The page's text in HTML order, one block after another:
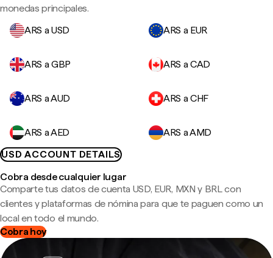
monedas principales.
ARS a USD
ARS a EUR
ARS a GBP ARS a CAD
ARS a AUD ARS a CHF
ARS a AED
ARS a AMD
USD ACCOUNT DETAILS
Cobra desde cualquier lugar
Comparte tus datos de cuenta USD, EUR, MXN y BRL con
clientes y plataformas de nómina para que te paguen como un
local en todo el mundo.
Cobra hoy